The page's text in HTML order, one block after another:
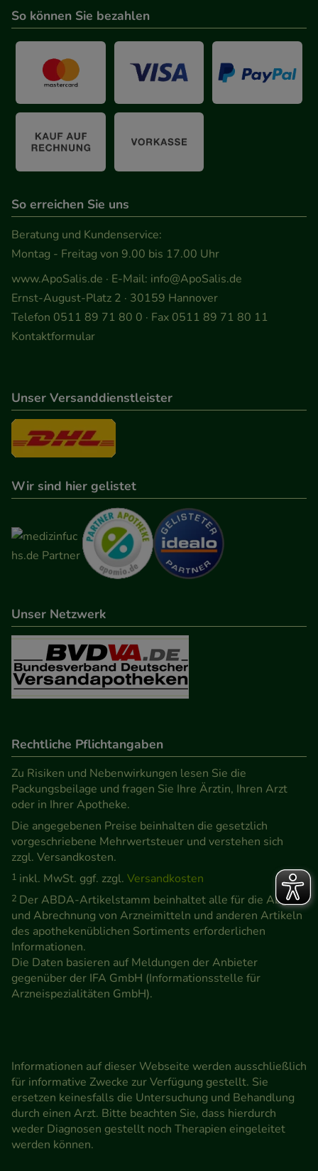
auch auf Ihre Bedürfnisse zugeschrittene Inhalte
anzuzeigen und unser Partnerprogramm zu
Statistik & Tracking:
Hierüber lassen sich
Informationen über die Art und Weise der Nutzung
unsere Website weiter für Sie optimieren können,
zu gestalten. Bitte beachten Sie, dass Daten hierfür
teilweise an Dritte wie z.B. Google oder soziale
Medien übertragen werden.
So können Sie bezahlen
So erreichen Sie uns
Beratung und Kundenservice:
Montag - Freitag von 9.00 bis 17.00 Uhr
www.ApoSalis.de · E-Mail: info@ApoSalis.de
Ernst-August-Platz 2 · 30159 Hannover
Telefon 0511 89 71 80 0 · Fax 0511 89 71 80 11
Kontaktformular
Unser Versanddienstleister
Wir sind hier gelistet
Unser Netzwerk
Rechtliche Pflichtangaben
Zu Risiken und Nebenwirkungen lesen Sie die
Packungsbeilage und fragen Sie Ihre Ärztin, Ihren Arzt
oder in Ihrer Apotheke.
Die angegebenen Preise beinhalten die gesetzlich
vorgeschriebene Mehrwertsteuer und verstehen sich
zzgl. Versandkosten.
1 inkl. MwSt. ggf. zzgl. Versandkosten
2 Der ABDA-Artikelstamm beinhaltet alle für die Abgabe
und Abrechnung von Arzneimitteln und anderen Artikeln
des apothekenüblichen Sortiments erforderlichen
Informationen.
Die Daten basieren auf Meldungen der Anbieter
gegenüber der IFA GmbH (Informationsstelle für
Arzneispezialitäten GmbH).
Informationen auf dieser Webseite werden ausschließlich
für informative Zwecke zur Verfügung gestellt. Sie
ersetzen keinesfalls die Untersuchung und Behandlung
durch einen Arzt. Bitte beachten Sie, dass hierdurch
weder Diagnosen gestellt noch Therapien eingeleitet
werden können.